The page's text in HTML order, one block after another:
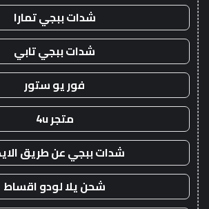
شدات ببجي تمارا
شدات ببجي تابي
فور يو ستور
متجر 4u
شدات ببجي عن طريق
شحن يلا لودو اقساط